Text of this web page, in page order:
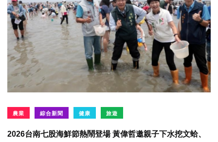
農業 綜合新聞 健康 旅遊
2026台南七股海鮮節熱鬧登場 黃偉哲邀親子下水挖文蛤、